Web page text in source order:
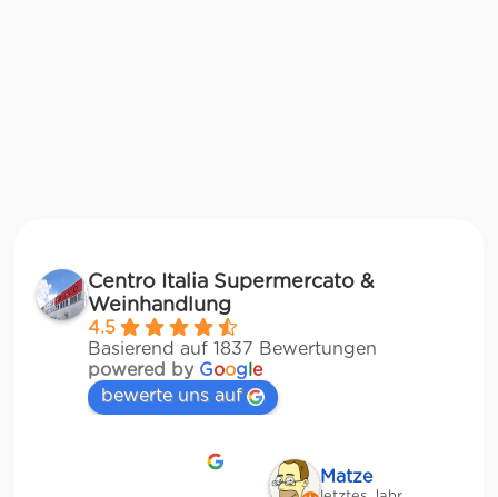
Centro Italia Supermercato &
Weinhandlung
4.5
Basierend auf 1837 Bewertungen
powered by Google
bewerte uns auf